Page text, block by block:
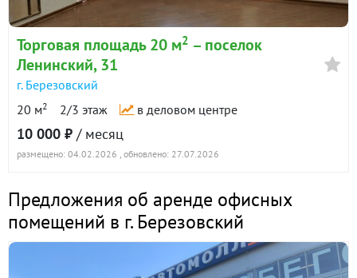
Торговая площадь 20 м2 – поселок
Ленинский, 31
г. Березовский
20 м2 2/3 этаж в деловом центре
10 000 ₽ / месяц
размещено: 04.02.2026 , обновлено: 27.07.2026
Предложения об аренде офисных
помещений в г. Березовский